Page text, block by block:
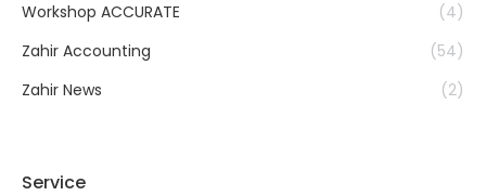
Workshop ACCURATE
(4)
Zahir Accounting
(54)
Zahir News
(2)
Service